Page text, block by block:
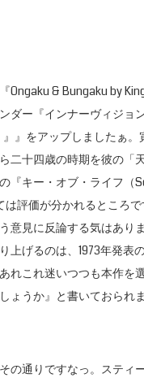
Ongaku & Bungaku by
ダー『インナーヴィジョ
』』をアップしましたぁ。
二十四歳の時期を彼の「
『キー・オブ・ライフ（
は評価が分かれるところ
意見に反論する気はあり
上げるのは、1973年発表
れこれ迷いつつも本作を
ょうか』と書いておられま
の通りですなっ。スティ